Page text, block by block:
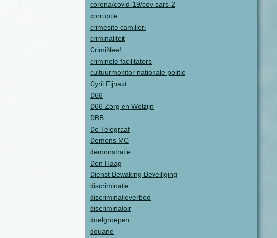
corona/covid-19/cov-sars-2
corruptie
crimesite camilleri
criminaliteit
CrimiNee!
criminele facilitators
cultuurmonitor nationale politie
Cyril Fijnaut
D66
D66 Zorg en Welzijn
DBB
De Telegraaf
Demons MC
demonstratie
Den Haag
Dienst Bewaking Beveiliging
discriminatie
discriminatieverbod
discriminatoir
doelgroepen
douane